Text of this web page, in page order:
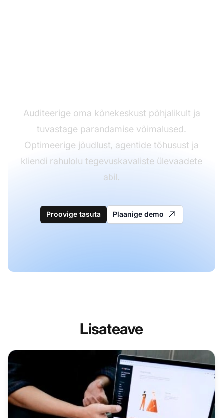
Auditeerige oma kõnekeskust põhjalikult ja
tuvastage parandamise võimalused.
Optimeerige jõudlust, agentide tõhusust ja
kliendi rahulolu tegevuskavaliste ülevaadete
abil.
Proovige tasuta Plaanige demo
Lisateave
Klienditeeninduse auditi kontrollnimekiri